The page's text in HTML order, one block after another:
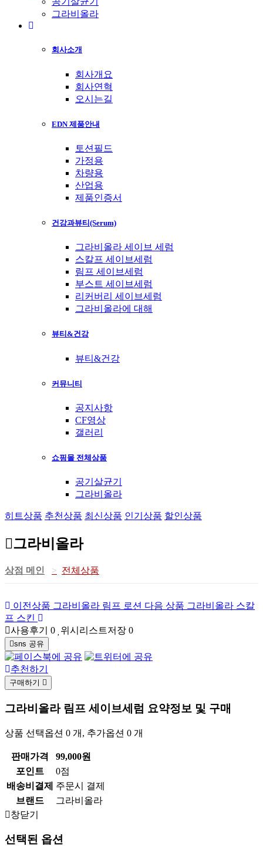
그라비올라
회사소개
회사개요
회사연혁
오시는길
EDN 제품안내
토션필드
가정용
차량용
산업용
제품인증서
건강과뷰티(Serum)
그라비올라 세이브 세럼
스칼프 세이브세럼
림프 세이브세럼
부스트 세이브세럼
리커버리 세이브세럼
그라비올라에 대해
뷰티&건강
뷰티&건강
커뮤니티
공지사항
CF영상
갤러리
쇼핑몰 전체상품
공기살균기
그라비올라
히트상품 추천상품 최신상품 인기상품 할인상품
그라비올라
상점 메인 전체상품
이전상품 그라비올라 림프 로션 다음 상품 그라비올라 스칼
프 스킨
사용후기
0 위시리스트저장 0
sns 공유
추천하기
구매하기
그라비올라 림프 세이브세럼 요약정보 및 구매
상품 선택옵션 0 개, 추가옵션 0 개
판매가격
99,000원
포인트
0점
배송비결제
주문시 결제
브랜드
그라비올라
창닫기
선택된 옵션